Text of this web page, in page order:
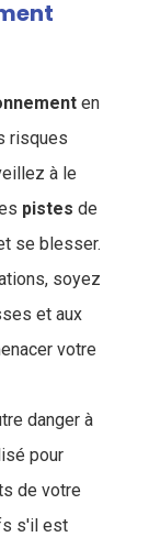
en
risques
à le
pistes de
se blesser.
soyez
et aux
votre
danger à
pour
de votre
s'il est